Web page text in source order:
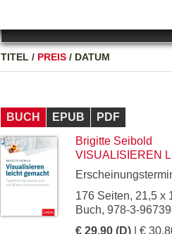
TITEL / PREIS / DATUM
BUCH EPUB
PDF
Brigitte Seibold
VISUALISIEREN
176 Seiten, 21,5 x
Buch, 978-3-
€ 29,90 (D) | €
Name